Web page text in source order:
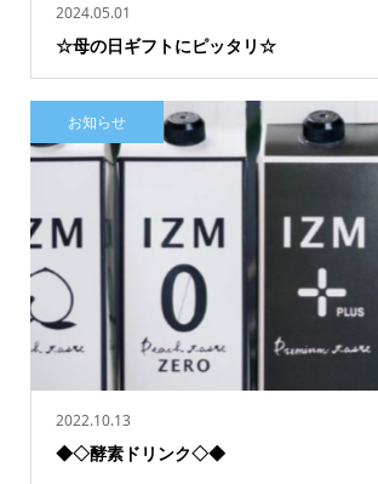
2024.05.01
☆母の日ギフトにピッタリ☆
2022.10.13
◆◇酵素ドリンク◇◆
お知らせ